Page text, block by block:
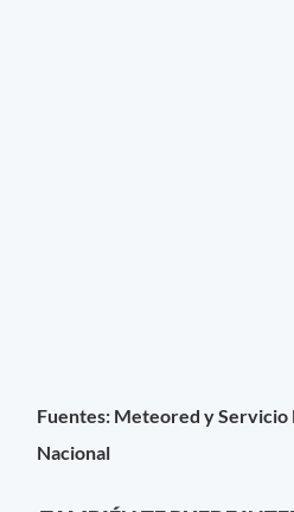
Fuentes: Meteored y
Nacional